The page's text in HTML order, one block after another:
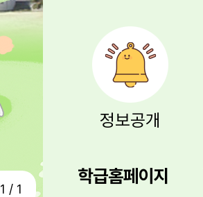
1 / 1
정보공개
학급홈페이지